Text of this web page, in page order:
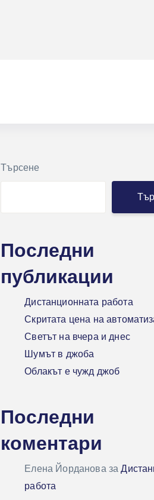
Търсене
Последни
публикации
Дистанционната работа
Скритата цена на
Светът на вчера и днес
Шумът в джоба
Облакът е чужд джоб
Последни
коментари
Елена Йордановаза
работа